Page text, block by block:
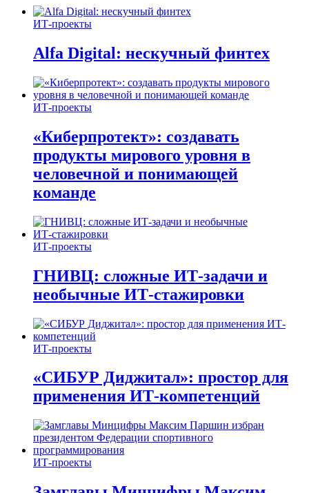
ИТ-проекты
Alfa Digital: нескучный финтех
ИТ-проекты
«Киберпротект»: создавать
продукты мирового уровня в
человечной и понимающей
команде
ИТ-проекты
ГНИВЦ: сложные ИТ‑задачи и
необычные ИТ‑стажировки
ИТ-проекты
«СИБУР Диджитал»: простор для
применения ИТ-компетенций
ИТ-проекты